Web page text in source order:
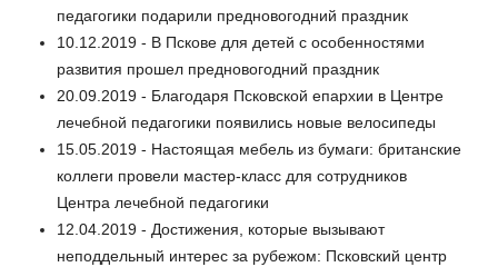
педагогики подарили предновогодний праздник
10.12.2019 - В Пскове для детей с особенностями
развития прошел предновогодний праздник
20.09.2019 - Благодаря Псковской епархии в Центре
лечебной педагогики появились новые велосипеды
15.05.2019 - Настоящая мебель из бумаги: британские
коллеги провели мастер-класс для сотрудников
Центра лечебной педагогики
12.04.2019 - Достижения, которые вызывают
неподдельный интерес за рубежом: Псковский центр